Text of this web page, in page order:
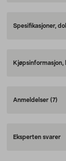
Spesifikasjoner,
Anmeldelser (7)
Eksperten svarer